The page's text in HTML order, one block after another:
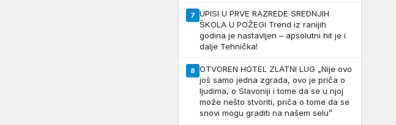
7 UPISI U PRVE RAZREDE SREDNJIH
ŠKOLA U POŽEGI Trend iz ranijih
godina je nastavljen – apsolutni hit je i
dalje Tehnička!
8 OTVOREN HOTEL ZLATNI LUG „Nije ovo
još samo jedna zgrada, ovo je priča o
ljudima, o Slavoniji i tome da se u njoj
može nešto stvoriti, priča o tome da se
snovi mogu graditi na našem selu”